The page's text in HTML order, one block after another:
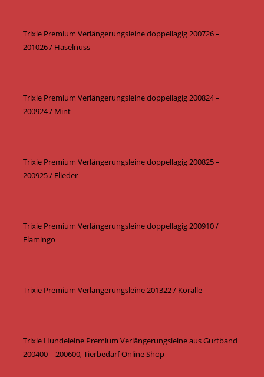
Trixie Premium Verlängerungsleine doppellagig 200726 –
201026 / Haselnuss
Trixie Premium Verlängerungsleine doppellagig 200824 –
200924 / Mint
Trixie Premium Verlängerungsleine doppellagig 200825 –
200925 / Flieder
Trixie Premium Verlängerungsleine doppellagig 200910 /
Flamingo
Trixie Premium Verlängerungsleine 201322 / Koralle
Trixie Hundeleine Premium Verlängerungsleine aus Gurtband
200400 – 200600, Tierbedarf Online Shop